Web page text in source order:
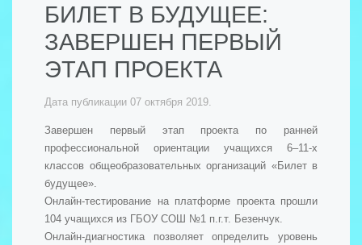
БИЛЕТ В БУДУЩЕЕ:
ЗАВЕРШЕН ПЕРВЫЙ
ЭТАП ПРОЕКТА
Дата публикации 07 октября 2019
Завершен первый этап проекта по ранней
профессиональной ориентации учащихся 6–11-х
классов общеобразовательных организаций «Билет в
будущее».
Онлайн-тестирование на платформе проекта прошли
104 учащихся из ГБОУ СОШ №1 п.г.т. Безенчук.
Онлайн-диагностика позволяет определить уровень